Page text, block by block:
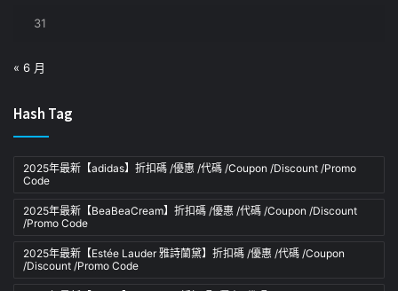
31
« 6 月
Hash Tag
2025年最新【adidas】折扣碼 /優惠 /代碼 /Coupon /Discount /Promo
Code
2025年最新【BeaBeaCream】折扣碼 /優惠 /代碼 /Coupon /Discount
/Promo Code
2025年最新【Estée Lauder 雅詩蘭黛】折扣碼 /優惠 /代碼 /Coupon
/Discount /Promo Code